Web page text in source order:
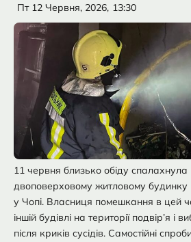
Пт 12 Червня, 2026, 13:30
11 червня близько обіду спалахнула
двоповерховому житловому будинку
у Чопі. Власниця помешкання в цей
іншій будівлі на території подвір’я і
після криків сусідів. Самостійні